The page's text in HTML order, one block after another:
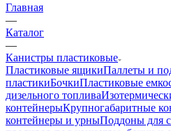
Главная
—
Каталог
—
Канистры пластиковые
Пластиковые ящикиПаллеты и
пластикиБочкиПластиковые
дизельного топлива
контейнерыКрупногабаритные
контейнеры и урныПоддоны для